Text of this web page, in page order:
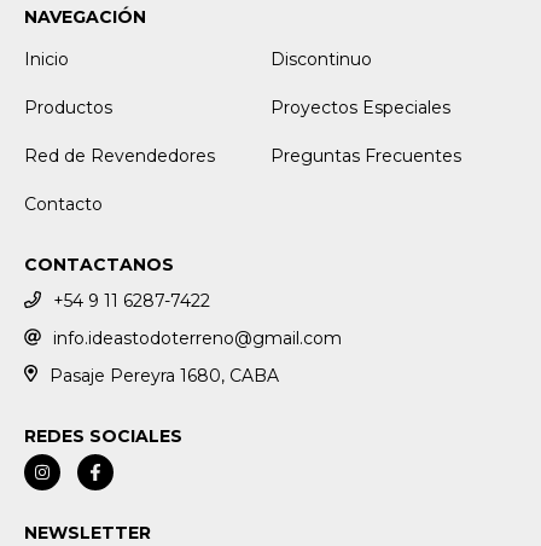
NAVEGACIÓN
Inicio
Discontinuo
Productos Proyectos Especiales
Red de Revendedores Preguntas Frecuentes
Contacto
CONTACTANOS
+54 9 11 6287-7422
info.ideastodoterreno@gmail.com
Pasaje Pereyra 1680, CABA
REDES SOCIALES
NEWSLETTER